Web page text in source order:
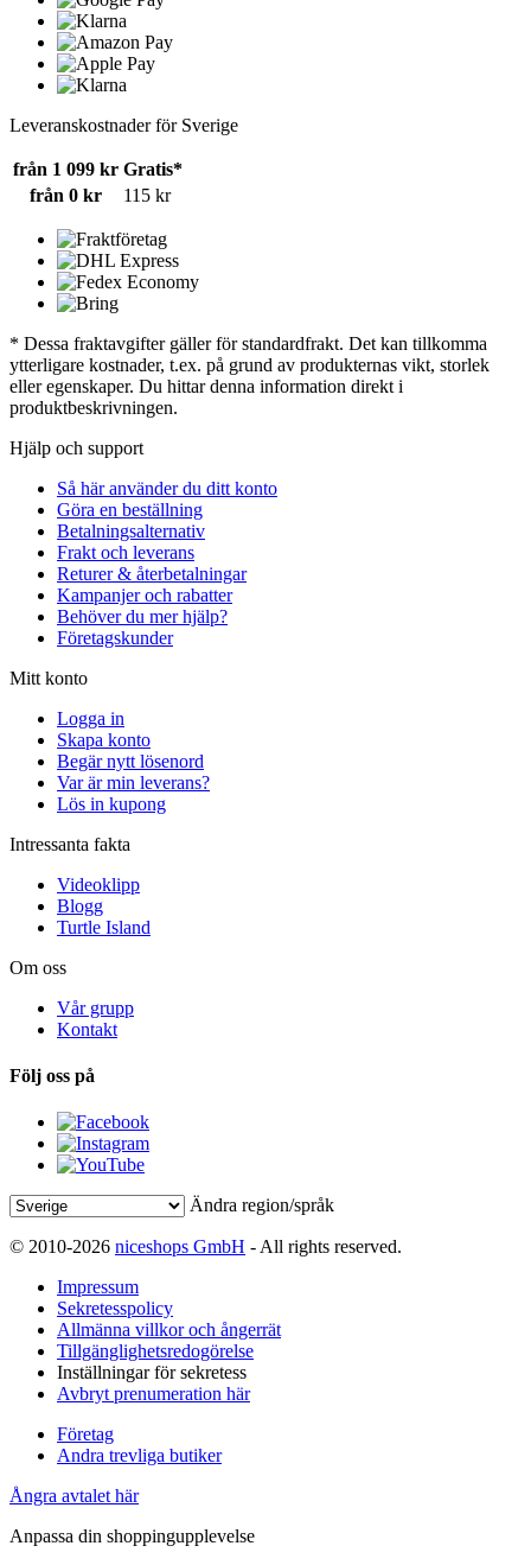
Leveranskostnader för Sverige
från 1 099 kr Gratis*
från 0 kr
115 kr
* Dessa fraktavgifter gäller för standardfrakt. Det kan tillkomma
ytterligare kostnader, t.ex. på grund av produkternas vikt, storlek
eller egenskaper. Du hittar denna information direkt i
produktbeskrivningen.
Hjälp och support
Så här använder du ditt konto
Göra en beställning
Betalningsalternativ
Frakt och leverans
Returer & återbetalningar
Kampanjer och rabatter
Behöver du mer hjälp?
Företagskunder
Mitt konto
Logga in
Skapa konto
Begär nytt lösenord
Var är min leverans?
Lös in kupong
Intressanta fakta
Videoklipp
Blogg
Turtle Island
Om oss
Vår grupp
Kontakt
Följ oss på
Ändra region/språk
© 2010-2026 niceshops GmbH - All rights reserved.
Impressum
Sekretesspolicy
Allmänna villkor och ångerrät
Tillgänglighetsredogörelse
Inställningar för sekretess
Avbryt prenumeration här
Företag
Andra trevliga butiker
Ångra avtalet här
Anpassa din shoppingupplevelse